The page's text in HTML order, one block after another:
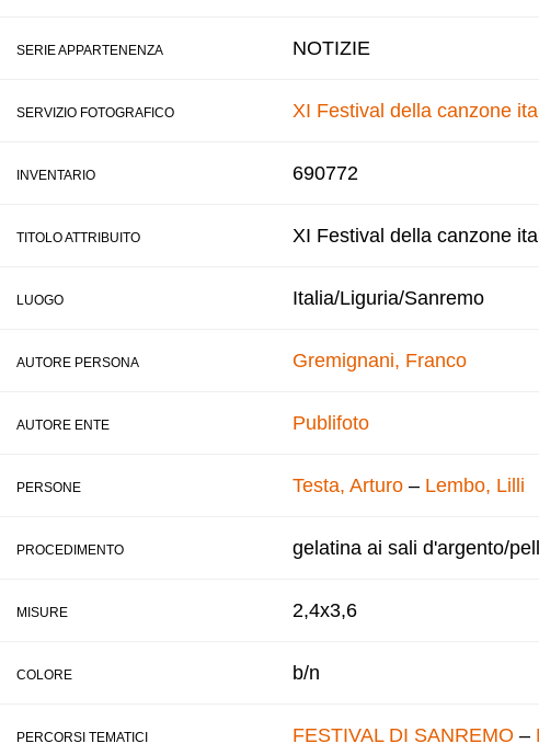
SERIE APPARTENENZA NOTIZIE
SERVIZIO FOTOGRAFICO XI Festival della canzone
INVENTARIO 690772
TITOLO ATTRIBUITO XI Festival della canzone
LUOGO Italia/Liguria/Sanremo
AUTORE PERSONA Gremignani, Franco
AUTORE ENTE Publifoto
PERSONE Testa, Arturo – Lembo, Lilli
PROCEDIMENTO gelatina ai sali d'argento/
MISURE 2,4x3,6
COLORE b/n
PERCORSI TEMATICI FESTIVAL DI SANREMO –